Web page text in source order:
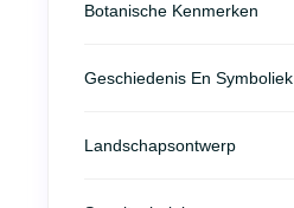
Botanische Kenmerken
Geschiedenis En Symboliek
Landschapsontwerp